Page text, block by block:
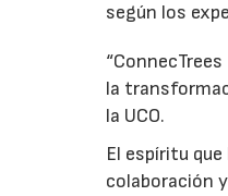
según los
la
la UCO.
El espíritu
colaboración